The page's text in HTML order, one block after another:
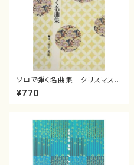
ソロで弾く名曲集 クリスマス・
イブ／恋人がサンタクロース(
箏独奏 /大平光美 編曲/楽
¥770